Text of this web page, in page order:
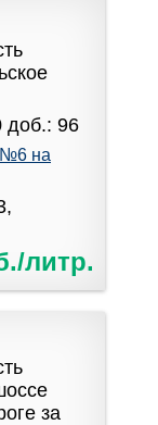
доб.: 96
на
литр.
за